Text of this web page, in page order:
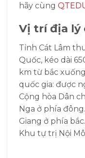
hãy cùng
Vị trí địa lý
Tỉnh Cát Lâm
Quốc, kéo dài
km từ bắc
quốc gia: được
Cộng hòa Dân
Nga ở phía
Giang ở phía
Khu tự trị Nội